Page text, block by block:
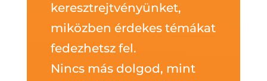
keresztrejtvényünket,
miközben érdekes témákat
fedezhetsz fel.
Nincs más dolgod, mint